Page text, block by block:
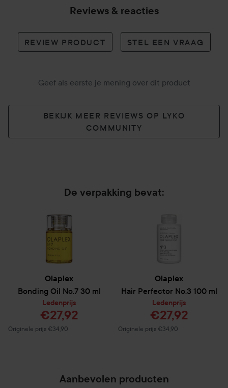
Reviews & reacties
REVIEW PRODUCT STEL EEN VRAAG
Geef als eerste je mening over dit product
BEKIJK MEER REVIEWS OP LYKO
COMMUNITY
De verpakking bevat:
Olaplex
Bonding Oil No.7 30 ml
Ledenprijs
€27,92
Originele prijs €34,90
Normale prijs €34,90
Olaplex
Hair Perfector No.3 100 ml
Ledenprijs
€27,92
Originele prijs €34,90
Normale prijs €34,90
Aanbevolen producten